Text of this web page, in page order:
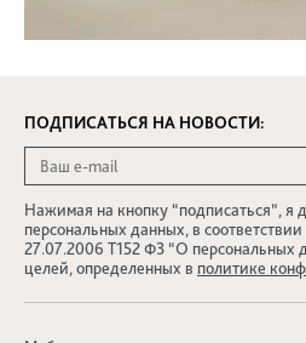
ПОДПИСАТЬСЯ НА НОВОСТИ:
Нажимая на кнопку “подписаться”, я
персональных данных, в
27.07.2006 Т152 ФЗ “О персональных
целей, определенных в политике